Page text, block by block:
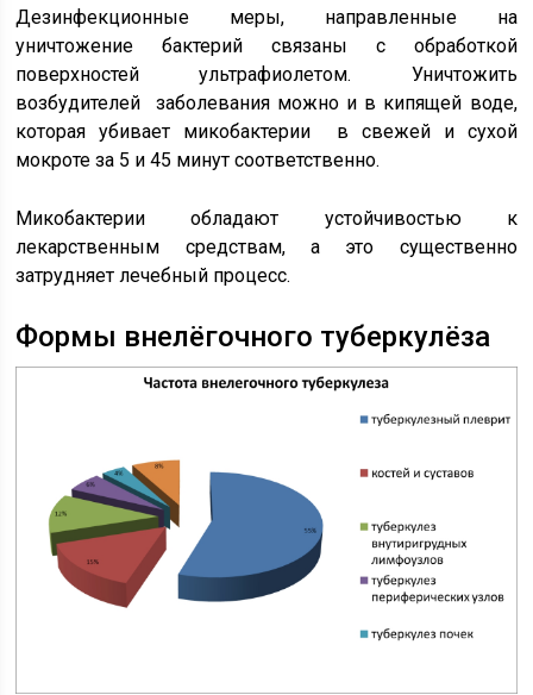
Дезинфекционные меры, направленные на
уничтожение бактерий связаны с обработкой
поверхностей ультрафиолетом. Уничтожить
возбудителей заболевания можно и в кипящей воде,
которая убивает микобактерии в свежей и сухой
мокроте за 5 и 45 минут соответственно.
Микобактерии обладают устойчивостью к
лекарственным средствам, а это существенно
затрудняет лечебный процесс.
Формы внелёгочного туберкулёза